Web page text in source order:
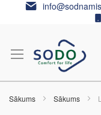
Skip
Sākums Sākums